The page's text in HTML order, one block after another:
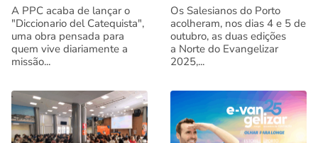
A PPC acaba de lançar o
"Diccionario del Catequista",
uma obra pensada para
quem vive diariamente a
missão...
Os Salesianos do Porto
acolheram, nos dias 4 e 5 de
outubro, as duas edições
a Norte do Evangelizar
2025,...